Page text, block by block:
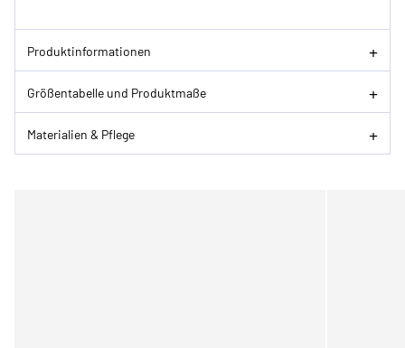
Produktinformationen
Größentabelle und Produktmaße
Materialien & Pflege